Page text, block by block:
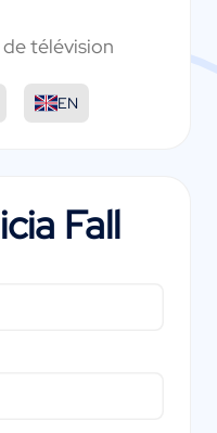
télévision
EN
Fall